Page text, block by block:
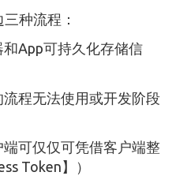
种流程：
App可持久化存储信
程无法使用或开发阶段
可仅仅可凭借客户端整
Token】）